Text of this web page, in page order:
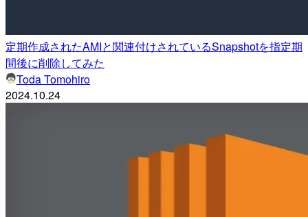
定期作成されたAMIと関連付けされているSnapshotを指定期
間後に削除してみた
Toda Tomohiro
2024.10.24